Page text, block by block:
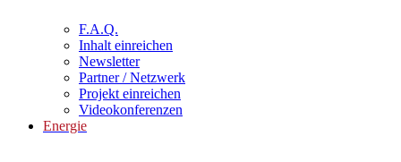
F.A.Q.
Inhalt einreichen
Newsletter
Partner / Netzwerk
Projekt einreichen
Videokonferenzen
Energie